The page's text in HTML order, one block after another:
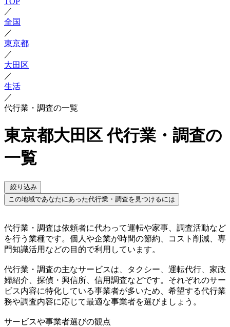
／
全国
／
東京都
／
大田区
／
生活
／
代行業・調査の一覧
東京都大田区 代行業・調査の
一覧
絞り込み
この地域であなたにあった代行業・調査を見つけるには
代行業・調査は依頼者に代わって運転や家事、調査活動など
を行う業種です。個人や企業が時間の節約、コスト削減、専
門知識活用などの目的で利用しています。
代行業・調査の主なサービスは、タクシー、運転代行、家政
婦紹介、探偵・興信所、信用調査などです。それぞれのサー
ビス内容に特化している事業者が多いため、希望する代行業
務や調査内容に応じて最適な事業者を選びましょう。
サービスや事業者選びの観点